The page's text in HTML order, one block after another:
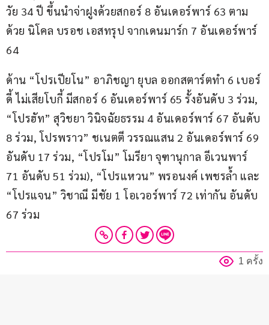
วัย 34 ปี ขึ้นนำจ่าฝูงด้วยสกอร์ 8 อันเดอร์พาร์ 63 ตาม
ด้วย นิโคล บรอช เอสทรุป จากเดนมาร์ก 7 อันเดอร์พาร์
64
ด้าน “โปรเปียโน” อาภิชญา ยุบล ออกสตาร์ตทำ 6 เบอร์
ดี้ ไม่เสียโบกี้ มีสกอร์ 6 อันเดอร์พาร์ 65 รั้งอันดับ 3 ร่วม,
“โปรฮัท” สุวิชยา วินิจฉัยธรรม 4 อันเดอร์พาร์ 67 อันดับ
8 ร่วม, โปรพราว” ชเนตตี วรรณแสน 2 อันเดอร์พาร์ 69
อันดับ 17 ร่วม, “โปรโม” โมรียา จุฑานุกาล อีเวนพาร์
71 อันดับ 51 ร่วม), “โปรแหวน” พรอนงค์ เพชรล้ำ และ
“โปรแจน” วิชาณี มีชัย 1 โอเวอร์พาร์ 72 เท่ากัน อันดับ
67 ร่วม
1 ครั้ง